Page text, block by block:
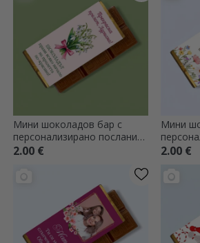
Мини шоколадов бар с
персонализирано послание
- Пролет
2.00 €
Мини
и
2.00 €